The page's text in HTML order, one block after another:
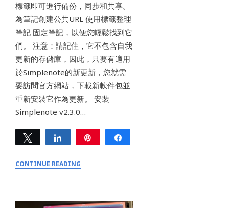
標籤即可進行備份，同步和共享。
為筆記創建公共URL 使用標籤整理
筆記 固定筆記，以便您輕鬆找到它
們。 注意：請記住，它不包含自我
更新的存儲庫，因此，只要有適用
於Simplenote的新更新，您就需
要訪問官方網站，下載新軟件包並
重新安裝它作為更新。 安裝
Simplenote v2.3.0…
Tweet Share
CONTINUE READING